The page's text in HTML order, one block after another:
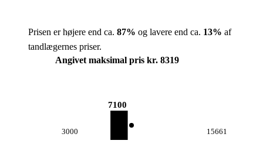
Prisen er højere end ca. 87% og lavere end ca. 13% af
tandlægernes priser.
Angivet maksimal pris kr. 8319
3000
7100
15661